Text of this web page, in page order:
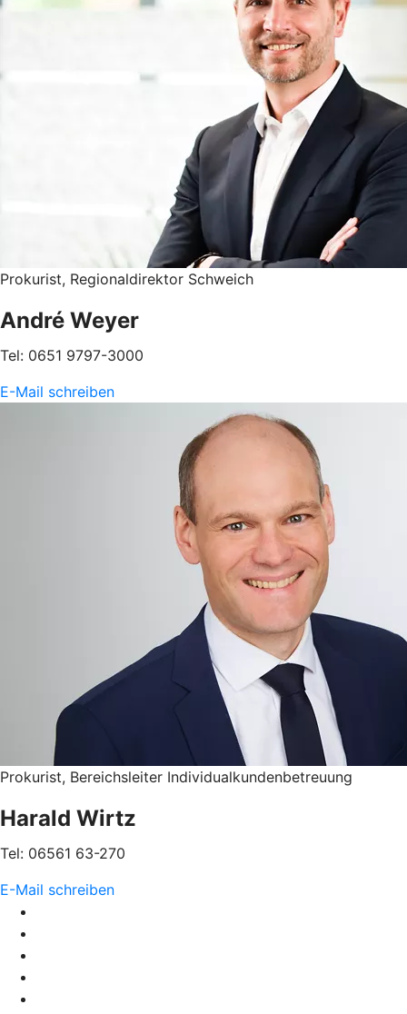
Prokurist, Regionaldirektor Schweich
André Weyer
Tel: 0651 9797-3000
E-Mail schreiben
Prokurist, Bereichsleiter Individualkundenbetreuung
Harald Wirtz
Tel: 06561 63-270
E-Mail schreiben